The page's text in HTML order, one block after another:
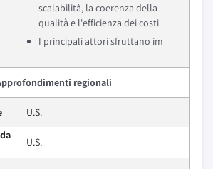
scalabilità, la coerenza della
qualità e l'efficienza dei costi.
I principali attori sfruttano im
regionali
U.S.
U.S.